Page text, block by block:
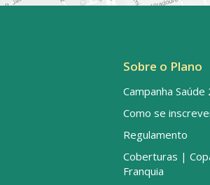
Sobre o Plano
Campanha Saúde
Como se
Regulamento
Coberturas |
Franquia